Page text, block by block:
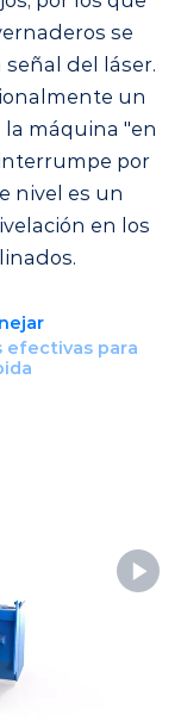
se
del láser.
un
máquina "en
por
nivel es un
en los
efectivas para